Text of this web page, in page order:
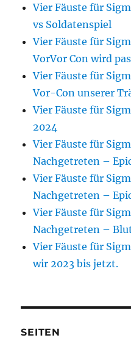
Vier Fäuste für
vs Soldatenspiel
Vier Fäuste für
VorVor Con wird
Vier Fäuste für
Vor-Con unserer
Vier Fäuste für
2024
Vier Fäuste für
Nachgetreten –
Vier Fäuste für
Nachgetreten –
Vier Fäuste für
Nachgetreten –
Vier Fäuste für
wir 2023 bis jetzt.
SEITEN